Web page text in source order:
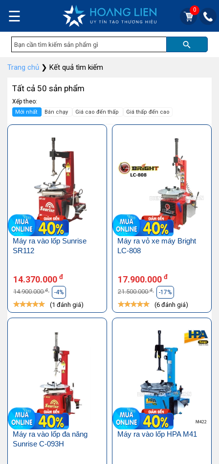
☰ 0
Trang chủ ❯ Kết quả tìm kiếm
Tất cả 50 sản phẩm
Xếp theo:
Mới nhất Bán chạy Giá cao đến thấp Giá thấp đến cao
Máy ra vào lốp Sunrise
SR112
14.370.000 đ
14.900.000đ -4%
(1 đánh giá)
Máy ra vỏ xe máy Bright
LC-808
17.900.000 đ
21.500.000đ -17%
(6 đánh giá)
Máy ra vào lốp đa năng
Sunrise C-093H
Máy ra vào lốp HPA M41